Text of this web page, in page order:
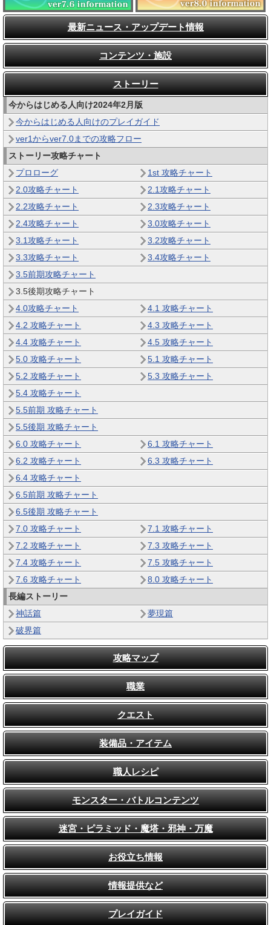
最新ニュース・アップデート情報
コンテンツ・施設
ストーリー
今からはじめる人向け2024年2月版
今からはじめる人向けのプレイガイド
ver1からver7.0までの攻略フロー
ストーリー攻略チャート
プロローグ
1st 攻略チャート
2.0攻略チャート
2.1攻略チャート
2.2攻略チャート
2.3攻略チャート
2.4攻略チャート
3.0攻略チャート
3.1攻略チャート
3.2攻略チャート
3.3攻略チャート
3.4攻略チャート
3.5前期攻略チャート
3.5後期攻略チャート
4.0攻略チャート
4.1 攻略チャート
4.2 攻略チャート
4.3 攻略チャート
4.4 攻略チャート
4.5 攻略チャート
5.0 攻略チャート
5.1 攻略チャート
5.2 攻略チャート
5.3 攻略チャート
5.4 攻略チャート
5.5前期 攻略チャート
5.5後期 攻略チャート
6.0 攻略チャート
6.1 攻略チャート
6.2 攻略チャート
6.3 攻略チャート
6.4 攻略チャート
6.5前期 攻略チャート
6.5後期 攻略チャート
7.0 攻略チャート
7.1 攻略チャート
7.2 攻略チャート
7.3 攻略チャート
7.4 攻略チャート
7.5 攻略チャート
7.6 攻略チャート
8.0 攻略チャート
長編ストーリー
神話篇
夢現篇
破界篇
攻略マップ
職業
クエスト
装備品・アイテム
職人レシピ
モンスター・バトルコンテンツ
迷宮・ピラミッド・魔塔・邪神・万魔
お役立ち情報
情報提供など
プレイガイド